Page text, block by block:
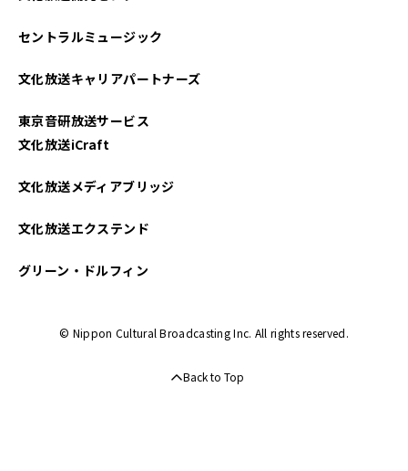
セントラルミュージック
文化放送キャリアパートナーズ
東京音研放送サービス
文化放送iCraft
文化放送メディアブリッジ
文化放送エクステンド
グリーン・ドルフィン
© Nippon Cultural Broadcasting Inc. All rights reserved.
Back to Top